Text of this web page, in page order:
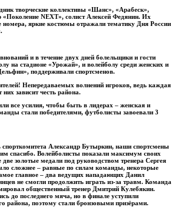
творческие коллективы «Шанс», «Арабеск»,
«Поколение NEXT», солист Алексей Федянин. Их
номера, яркие костюмы отражали тематику Дня России
и в течение двух дней болельщики и гости
на стадионе «Урожай», и волейболу среди женских и
поддерживали спортсменов.
Непередаваемых волнений игроков, ведь каждая
зависит честь района.
все усилия, чтобы быть в лидерах – женская и
стали победителями, футболисты завоевали 3
спорткомитета Александр Бутыркин, наши спортсмены
спасибо. Волейболисты показали максимум своих
две золотые медали под руководством тренера Сергея
сложнее – равные по силам команды, некоторые
главное – два ведущих нападающих Данил
не смогли продолжить играть из-за травм. Команда
общественный тренер Дмитрий Кулебякин.
до последнего мяча, но в финале уступили
района, поэтому стали бронзовыми призёрами.